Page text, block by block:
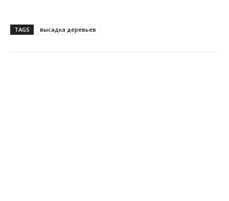
TAGS высадка деревьев